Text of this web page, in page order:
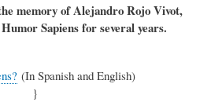
memory of Alejandro Rojo Vivot,
Sapiens for several years.
(In Spanish and English)
}